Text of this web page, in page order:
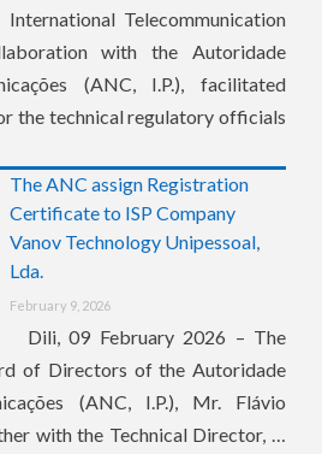
International Telecommunication
with the Autoridade
(ANC, I.P.), facilitated
the technical regulatory officials
The ANC assign Registration
Certificate to ISP Company
Vanov Technology Unipessoal,
Lda.
February 9, 2026
Dili, 09 February 2026 – The
of Directors of the Autoridade
(ANC, I.P.), Mr. Flávio
with the Technical Director, …